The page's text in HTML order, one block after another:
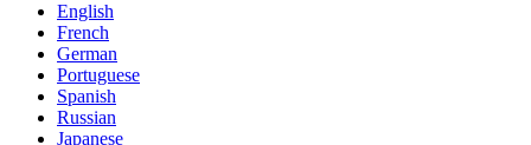
English
French
German
Portuguese
Spanish
Russian
Japanese